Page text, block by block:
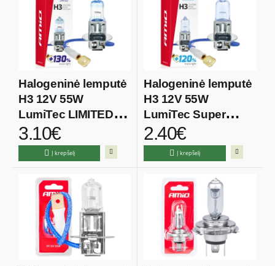
Halogeninė lemputė
H3 12V 55W
LumiTec LIMITED
+130%
3.10€
Į krepšelį
Halogeninė lemputė
H3 12V 55W
LumiTec Super
White +120%
2.40€
Į krepšelį